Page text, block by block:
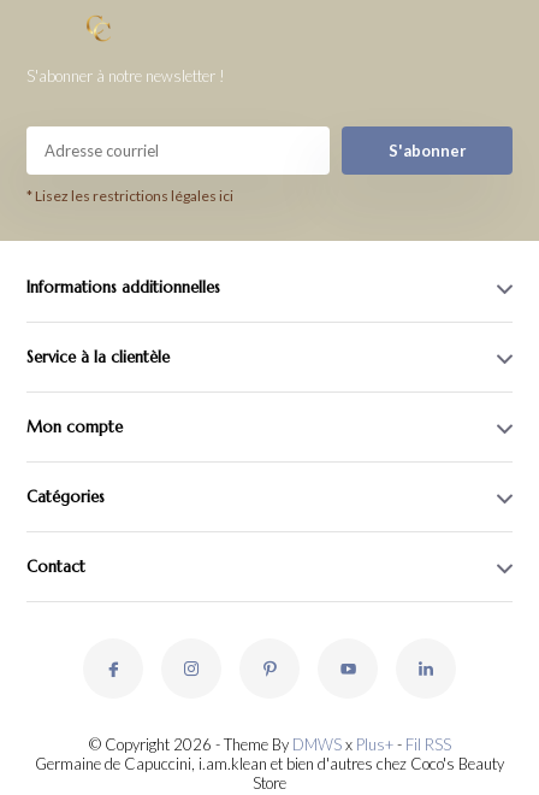
S'abonner à notre newsletter !
S'abonner
* Lisez les restrictions légales ici
Informations additionnelles
Service à la clientèle
Mon compte
Catégories
Contact
© Copyright 2026 - Theme By DMWSx Plus+- Fil RSS
Germaine de Capuccini, i.am.klean et bien d'autres chez Coco's Beauty
Store